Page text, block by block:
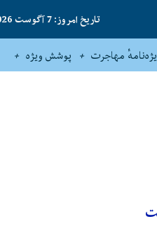
تاریخ امروز: 7 آگوست 2026
مهاجرت پوشش ویژه